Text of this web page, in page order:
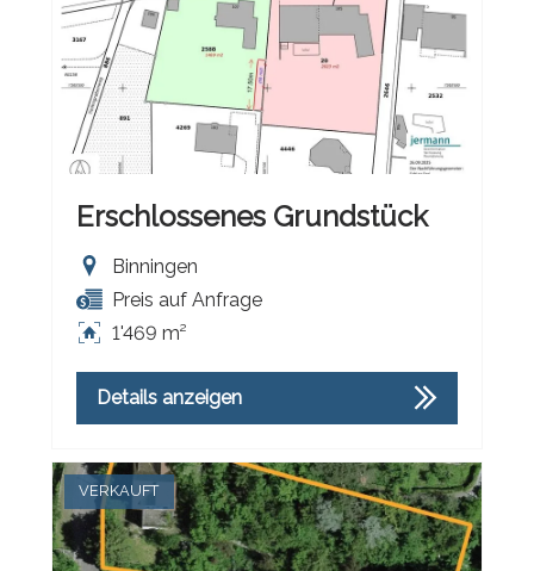
Erschlossenes Grundstück
Binningen
Preis auf Anfrage
1'469 m²
Details anzeigen
VERKAUFT